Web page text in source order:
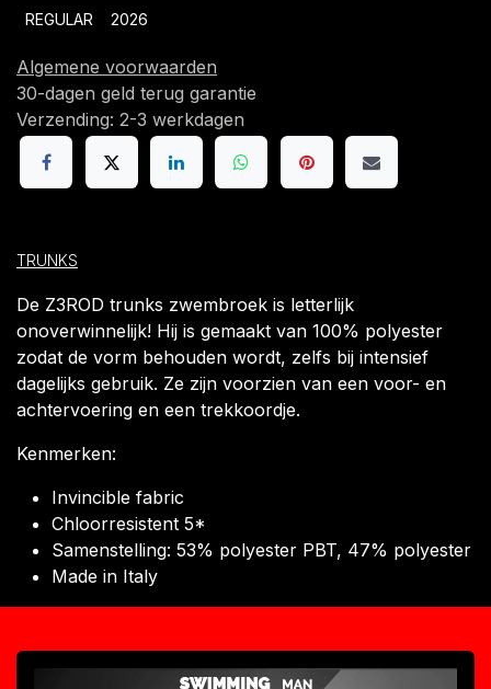
REGULAR 2026
Algemene voorwaarden
30-dagen geld terug garantie
Verzending: 2-3 werkdagen
TRUNKS
De Z3ROD trunks zwembroek is letterlijk
onoverwinnelijk! Hij is gemaakt van 100% polyester
zodat de vorm behouden wordt, zelfs bij intensief
dagelijks gebruik. Ze zijn voorzien van een voor- en
achtervoering en een trekkoordje.
Kenmerken:
Invincible fabric
Chloorresistent 5*
Samenstelling: 53% polyester PBT, 47% polyester
Made in Italy